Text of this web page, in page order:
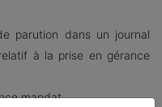
parution dans un journal
à la prise en gérance
mandat.